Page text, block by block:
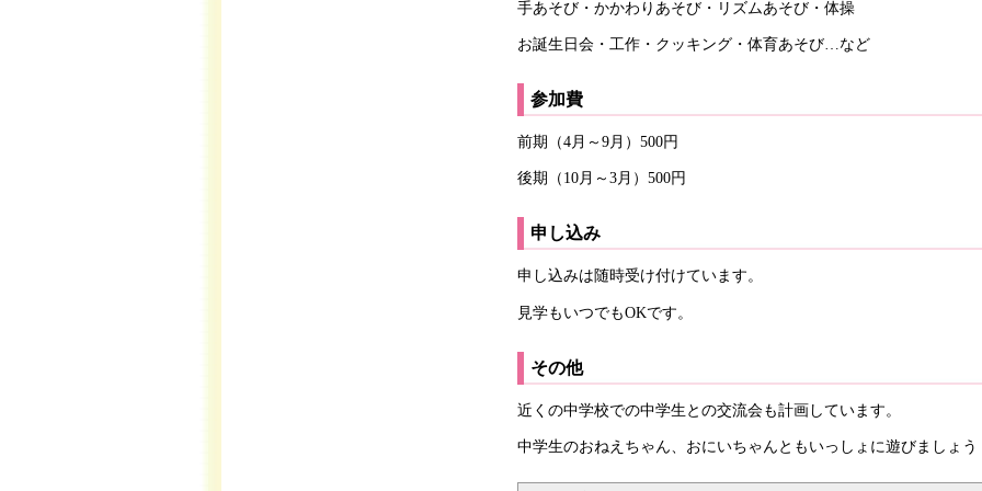
手あそび・かかわりあそび・リズムあそび・体操
お誕生日会・工作・クッキング・体育あそび…など
参加費
前期（4月～9月）500円
後期（10月～3月）500円
申し込み
申し込みは随時受け付けています。
見学もいつでもOKです。
その他
近くの中学校での中学生との交流会も計画しています。
中学生のおねえちゃん、おにいちゃんともいっしょに遊びましょう